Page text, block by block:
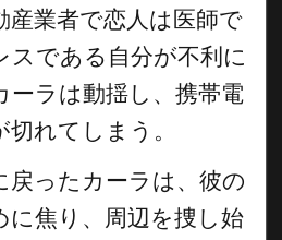
産業者で恋人は医師で
スである自分が不利に
ーラは動揺し、携帯電
れてしまう。
戻ったカーラは、彼の
に焦り、周辺を捜し始